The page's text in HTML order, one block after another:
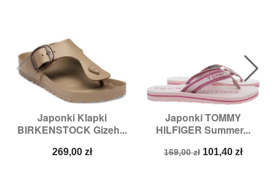
Japonki Klapki
BIRKENSTOCK Gizeh...
Cena
269,00 zł
Japonki TOMMY
HILFIGER Summer...
Cena
169,00 zł Cena
101,40 zł